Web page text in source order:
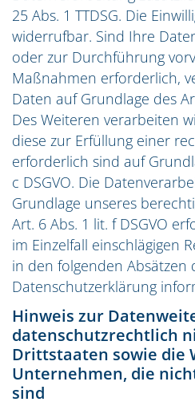
25 Abs. 1 TTDSG. Die
widerrufbar. Sind Ihre
oder zur Durchführung
Maßnahmen erforderlich,
Daten auf Grundlage des
Des Weiteren verarbeiten
diese zur Erfüllung einer
erforderlich sind auf
c DSGVO. Die
Grundlage unseres
Art. 6 Abs. 1 lit. f DSGVO
im Einzelfall einschlägigen
in den folgenden Absätzen
Datenschutzerklärung
Hinweis zur
datenschutzrechtlich
Drittstaaten sowie die
Unternehmen, die
sind